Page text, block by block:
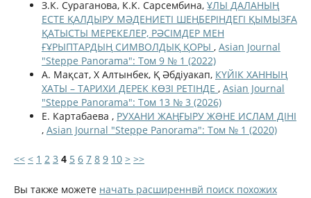
З.К. Сураганова, К.К. Сарсембина, ҰЛЫ ДАЛАНЫҢ
ЕСТЕ ҚАЛДЫРУ МӘДЕНИЕТІ ШЕҢБЕРІНДЕГІ ҚЫМЫЗҒА
ҚАТЫСТЫ МЕРЕКЕЛЕР, РӘСІМДЕР МЕН
ҒҰРЫПТАРДЫҢ СИМВОЛДЫҚ ҚОРЫ , Asian Journal
"Steppe Panorama": Том 9 № 1 (2022)
A. Мақсат, Х Алтынбек, Қ Әбдіуакап, КҮЙІК ХАННЫҢ
ХАТЫ – ТАРИХИ ДЕРЕК КӨЗІ РЕТІНДЕ , Asian Journal
"Steppe Panorama": Том 13 № 3 (2026)
Е. Картабаева , РУХАНИ ЖАҢҒЫРУ ЖƏНЕ ИСЛАМ ДІНІ
, Asian Journal "Steppe Panorama": Том № 1 (2020)
<< < 1 2 3 4 5 6 7 8 9 10 > >>
Вы также можете начать расширеннвй поиск похожих